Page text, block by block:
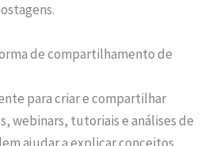
de compartilhamento de
para criar e compartilhar
webinars, tutoriais e análises de